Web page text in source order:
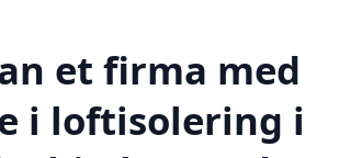
et firma med
i loftisolering i